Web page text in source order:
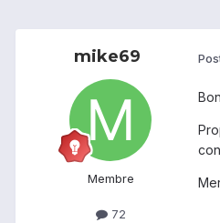
mike69
Membre
72